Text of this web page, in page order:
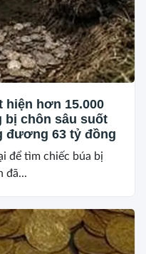
hiện hơn 15.000
bị chôn sâu suốt
đương 63 tỷ đồng
để tìm chiếc búa bị
đã...